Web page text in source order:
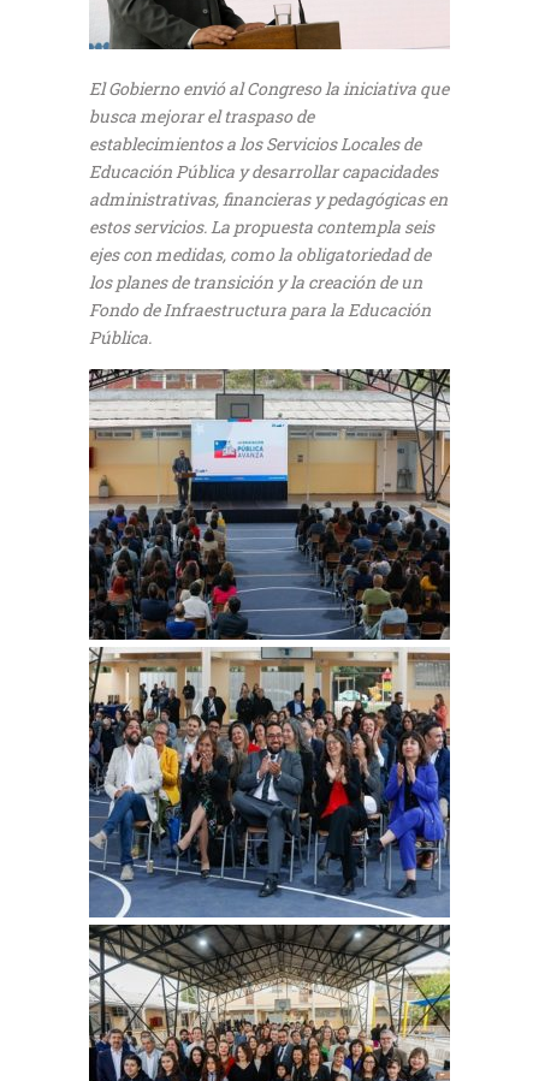
El Gobierno envió al Congreso la iniciativa que
busca mejorar el traspaso de
establecimientos a los Servicios Locales de
Educación Pública y desarrollar capacidades
administrativas, financieras y pedagógicas en
estos servicios. La propuesta contempla seis
ejes con medidas, como la obligatoriedad de
los planes de transición y la creación de un
Fondo de Infraestructura para la Educación
Pública.